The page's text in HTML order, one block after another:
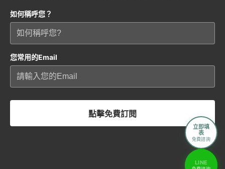
如何稱呼您？
您常用的Email
點擊免費訂閱
立即填
表
免費諮詢
LINE